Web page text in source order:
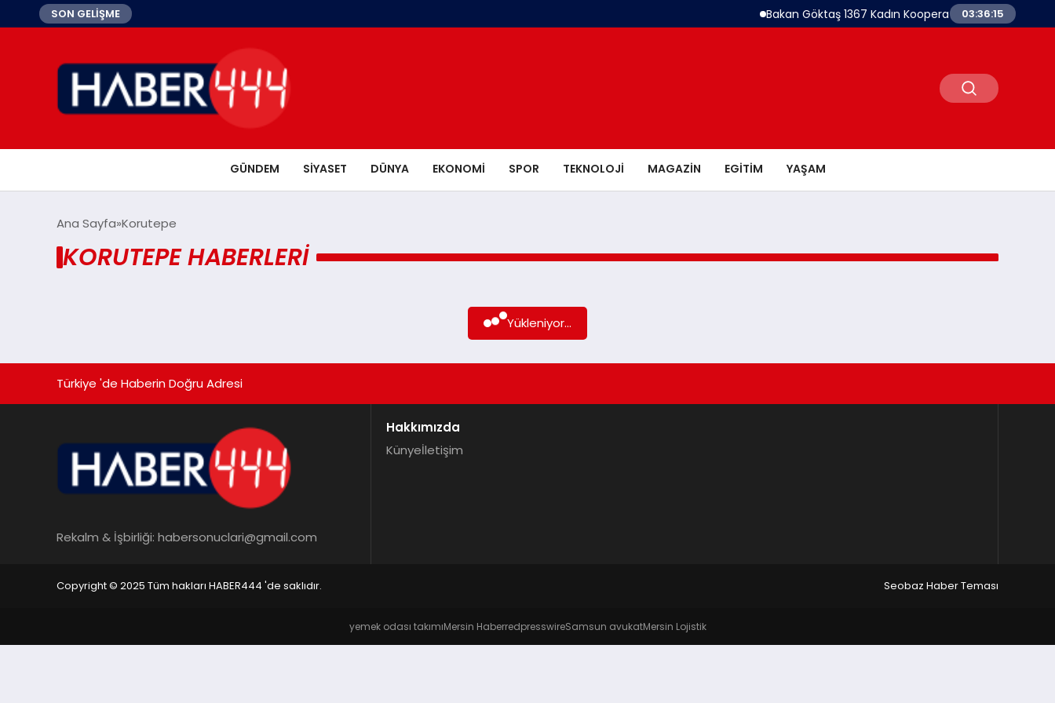
SON GELİŞME Bakan Göktaş 1367 Kadın Kooperatifine Destek
03:36:15
GÜNDEM SIYASET DÜNYA EKONOMI SPOR TEKNOLOJI MAGAZIN EGITIM YAŞAM
Ana Sayfa Korutepe
KORUTEPE HABERLERI
Yükleniyor...
Türkiye 'de Haberin Doğru Adresi
Rekalm & İşbirliği: habersonuclari@gmail.com
Hakkımızda
Künyeİletişim
Copyright © 2025 Tüm hakları HABER444 'de saklıdır. Seobaz Haber Teması
yemek odası takımıMersin HaberredpresswireSamsun avukatMersin Lojistik